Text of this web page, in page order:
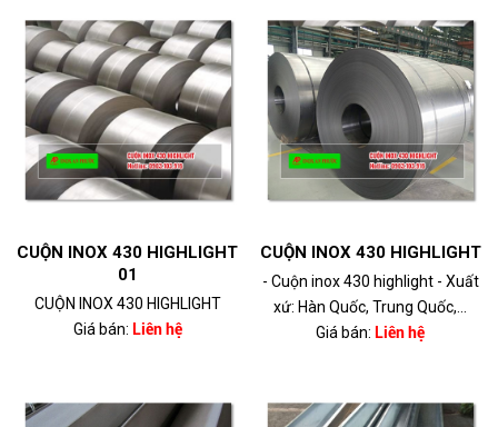
CUỘN INOX 430 HIGHLIGHT
01
CUỘN INOX 430 HIGHLIGHT
Giá bán: Liên hệ
CUỘN INOX 430 HIGHLIGHT
- Cuộn inox 430 highlight - Xuất
xứ: Hàn Quốc, Trung Quốc,...
Giá bán: Liên hệ